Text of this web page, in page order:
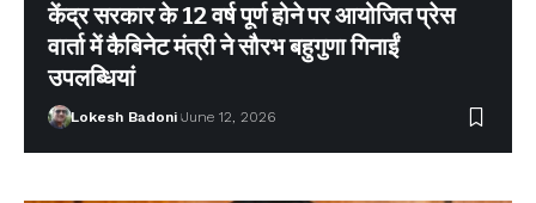
केंद्र सरकार के 12 वर्ष पूर्ण होने पर आयोजित प्रेस
वार्ता में कैबिनेट मंत्री ने सौरभ बहुगुणा गिनाईं
उपलब्धियां
Lokesh Badoni June 12, 2026